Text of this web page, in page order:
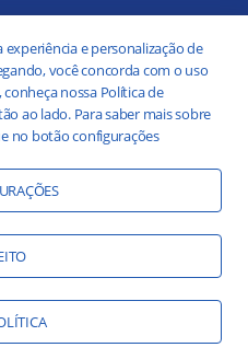
Público
Transparência
Social
Ambiental
e personalização de
você concorda com o uso
nossa Política de
ao lado. Para saber mais sobre
no botão configurações